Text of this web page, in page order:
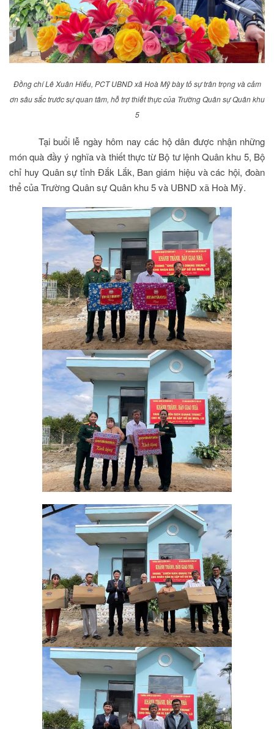
Đồng chí Lê Xuân Hiếu, PCT UBND xã Hoà Mỹ bày tỏ sự trân trọng và cảm
ơn sâu sắc trước sự quan tâm, hỗ trợ thiết thực của Trường Quân sự Quân khu
5
Tại buổi lễ ngày hôm nay các hộ dân được nhận những
món quà đầy ý nghĩa và thiết thực từ Bộ tư lệnh Quân khu 5, Bộ
chỉ huy Quân sự tỉnh Đắk Lắk, Ban giám hiệu và các hội, đoàn
thể của Trường Quân sự Quân khu 5 và UBND xã Hoà Mỹ.